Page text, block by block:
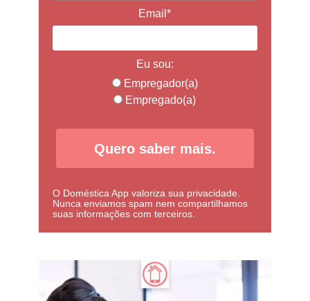
Email*
Eu sou:
Empregador(a)
Empregado(a)
Quero saber mais.
O Doméstica App valoriza sua privacidade.
Nunca enviamos spam nem compartilhamos
suas informações com terceiros.